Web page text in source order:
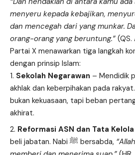
menyeru kepada kebajikan,
dan mencegah dari yang munkar.
orang-orang yang beruntung.” (QS.
Partai X menawarkan tiga langkah
dengan prinsip Islam:
Sekolah Negarawan – Mendidik
akhlak dan keberpihakan pada
bukan kekuasaan, tapi beban
akhirat.
Reformasi ASN dan Tata Kelola
beli jabatan. Nabi ﷺ bersabda,